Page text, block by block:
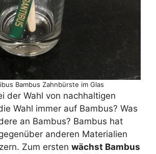
Bambus Zahnbürste im Glas
der Wahl von nachhaltigen
Wahl immer auf Bambus? Was
an Bambus? Bambus hat
anderen Materialien
Zum ersten wächst Bambus